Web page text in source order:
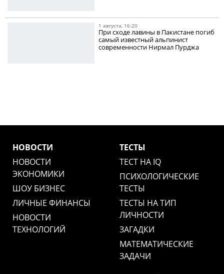
1 августа, 16:20
При сходе лавины в Пакистане погиб
самый известный альпинист
современности Нирмал Пурджа
НОВОСТИ
НОВОСТИ
ЭКОНОМИКИ
ШОУ БИЗНЕС
ЛИЧНЫЕ ФИНАНСЫ
НОВОСТИ
ТЕХНОЛОГИЙ
ТЕСТЫ
ТЕСТ НА IQ
ПСИХОЛОГИЧЕСКИЕ
ТЕСТЫ
ТЕСТЫ НА ТИП
ЛИЧНОСТИ
ЗАГАДКИ
МАТЕМАТИЧЕСКИЕ
ЗАДАЧИ